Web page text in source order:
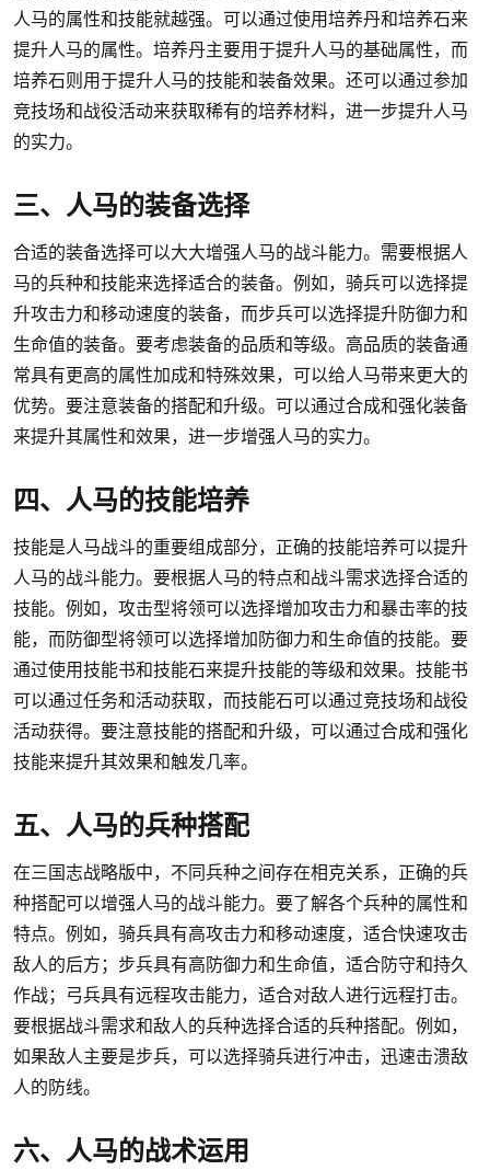
人马的属性和技能就越强。可以通过使用培养丹和培养石来
提升人马的属性。培养丹主要用于提升人马的基础属性，而
培养石则用于提升人马的技能和装备效果。还可以通过参加
竞技场和战役活动来获取稀有的培养材料，进一步提升人马
的实力。
三、人马的装备选择
合适的装备选择可以大大增强人马的战斗能力。需要根据人
马的兵种和技能来选择适合的装备。例如，骑兵可以选择提
升攻击力和移动速度的装备，而步兵可以选择提升防御力和
生命值的装备。要考虑装备的品质和等级。高品质的装备通
常具有更高的属性加成和特殊效果，可以给人马带来更大的
优势。要注意装备的搭配和升级。可以通过合成和强化装备
来提升其属性和效果，进一步增强人马的实力。
四、人马的技能培养
技能是人马战斗的重要组成部分，正确的技能培养可以提升
人马的战斗能力。要根据人马的特点和战斗需求选择合适的
技能。例如，攻击型将领可以选择增加攻击力和暴击率的技
能，而防御型将领可以选择增加防御力和生命值的技能。要
通过使用技能书和技能石来提升技能的等级和效果。技能书
可以通过任务和活动获取，而技能石可以通过竞技场和战役
活动获得。要注意技能的搭配和升级，可以通过合成和强化
技能来提升其效果和触发几率。
五、人马的兵种搭配
在三国志战略版中，不同兵种之间存在相克关系，正确的兵
种搭配可以增强人马的战斗能力。要了解各个兵种的属性和
特点。例如，骑兵具有高攻击力和移动速度，适合快速攻击
敌人的后方；步兵具有高防御力和生命值，适合防守和持久
作战；弓兵具有远程攻击能力，适合对敌人进行远程打击。
要根据战斗需求和敌人的兵种选择合适的兵种搭配。例如，
如果敌人主要是步兵，可以选择骑兵进行冲击，迅速击溃敌
人的防线。
六、人马的战术运用